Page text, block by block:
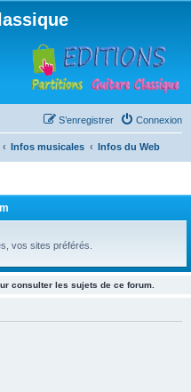
Connexion
S’enregistrer
Infos musicales Infos du Web
vos sites préférés.
consulter les sujets de ce forum.